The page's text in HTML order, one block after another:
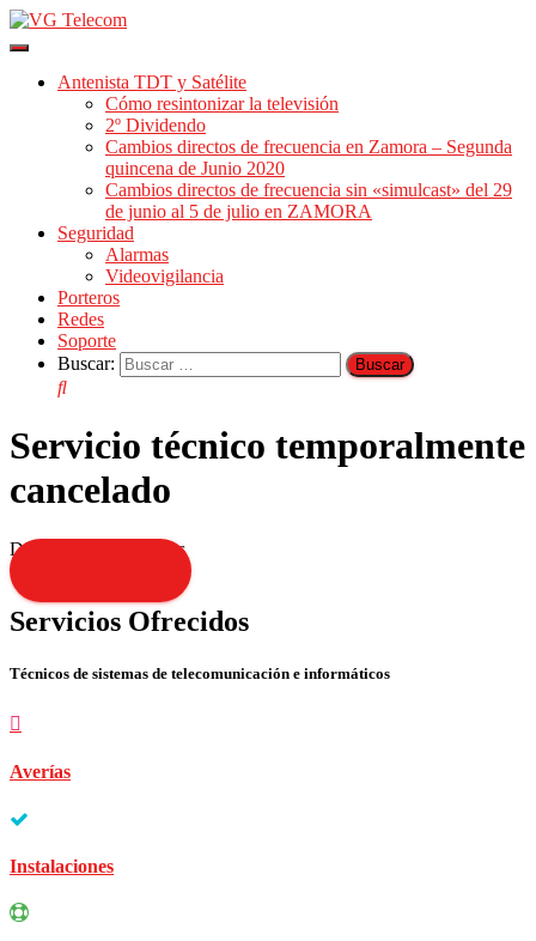
Cambiar
navegación
Antenista TDT y Satélite
Cómo resintonizar la televisión
2º Dividendo
Cambios directos de frecuencia en Zamora – Segunda
quincena de Junio 2020
Cambios directos de frecuencia sin «simulcast» del 29
de junio al 5 de julio en ZAMORA
Seguridad
Alarmas
Videovigilancia
Porteros
Redes
Soporte
Buscar:
Servicio técnico temporalmente
cancelado
Disculpen las molestias
Servicios Ofrecidos
Técnicos de sistemas de telecomunicación e informáticos
Averías
Instalaciones